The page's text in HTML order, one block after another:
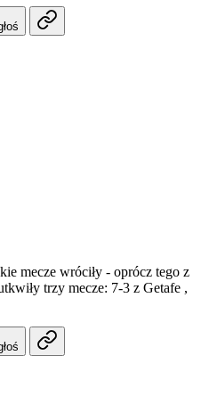
mecze wróciły - oprócz tego z
trzy mecze: 7-3 z Getafe ,